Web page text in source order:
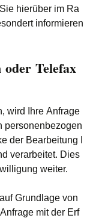
hierüber im Ra
informieren
Telefax
wird Ihre Anfrage
personenbezogen
der Bearbeitung I
verarbeitet. Dies
weiter.
Grundlage von
mit der Erf